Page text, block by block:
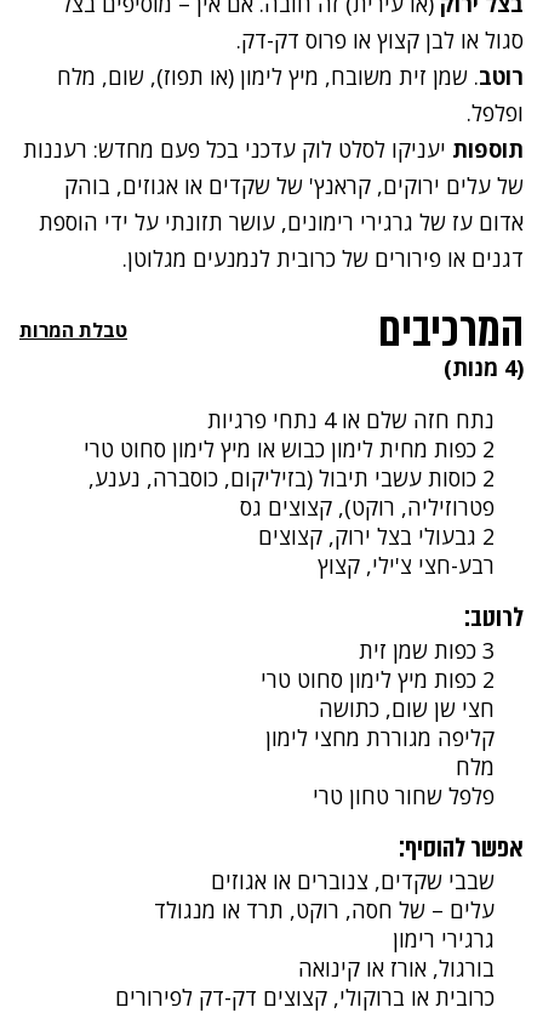
סגול או לבן קצוץ או פרוס דק-דק.
רוטב. שמן זית משובח, מיץ לימון (או תפוז), שום, מלח
ופלפל.
תוספות יעניקו לסלט לוק עדכני בכל פעם מחדש: רעננות
של עלים ירוקים, קראנץ' של שקדים או אגוזים, בוהק
אדום עז של גרגירי רימונים, עושר תזונתי על ידי הוספת
דגנים או פירורים של כרובית לנמנעים מגלוטן.
המרכיבים טבלת המרות
(4 מנות)
נתח חזה שלם או 4 נתחי פרגיות
2 כפות מחית לימון כבוש או מיץ לימון סחוט טרי
פטרוזיליה, רוקט), קצוצים גס
2 גבעולי בצל ירוק, קצוצים
רבע-חצי צ'ילי, קצוץ
לרוטב:
3 כפות שמן זית
2 כפות מיץ לימון סחוט טרי
חצי שן שום, כתושה
קליפה מגוררת מחצי לימון
מלח
פלפל שחור טחון טרי
אפשר להוסיף:
שבבי שקדים, צנוברים או אגוזים
עלים – של חסה, רוקט, תרד או מנגולד
גרגירי רימון
בורגול, אורז או קינואה
כרובית או ברוקולי, קצוצים דק-דק לפירורים